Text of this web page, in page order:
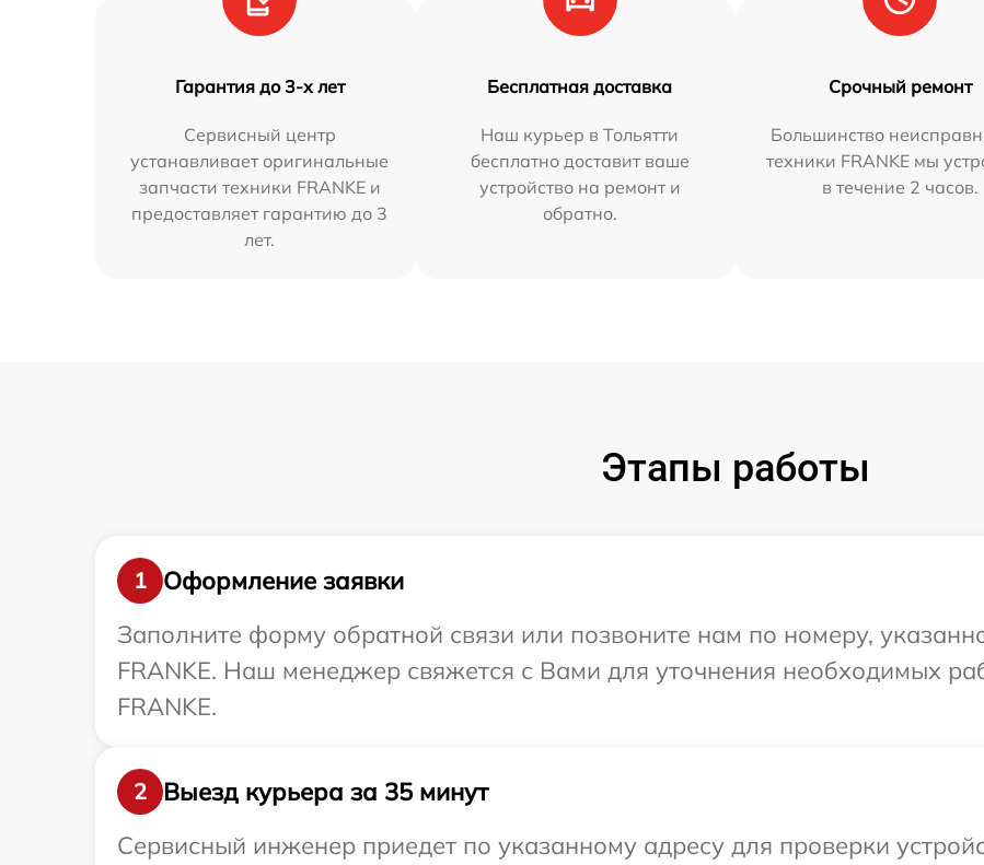
Гарантия до 3-х лет
Сервисный центр
устанавливает оригинальные
запчасти техники FRANKE и
предоставляет гарантию до 3
лет.
Бесплатная доставка
Наш курьер в Тольятти
бесплатно доставит ваше
устройство на ремонт и
обратно.
Срочный ремонт
Большинство
техники FRANKE мы
в течение 2 часов.
Этапы работы
1
Оформление заявки
Заполните форму обратной связи или позвоните нам по номеру,
FRANKE. Наш менеджер свяжется с Вами для уточнения необходимых
FRANKE.
2
Выезд курьера за 35 минут
Сервисный инженер приедет по указанному адресу для проверки